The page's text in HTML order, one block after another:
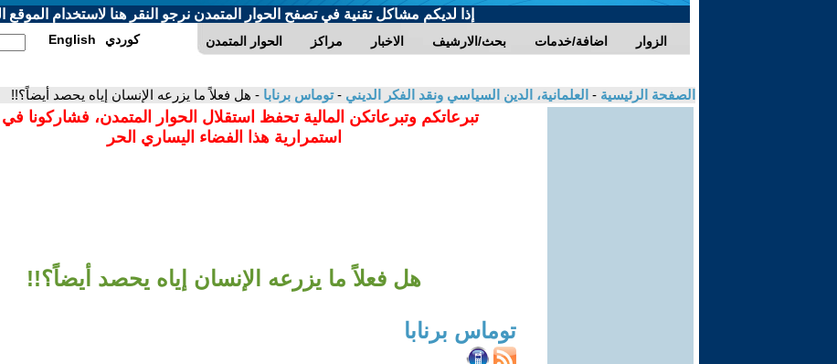
إذا لديكم مشاكل تقنية في تصفح الحوار المتمدن نرجو النقر هنا لاستخدام الموقع
الحوار المتمدن مراكز الاخبار بحث/الارشيف اضافة/خدمات الزوار English كوردي
الصفحة الرئيسية - العلمانية، الدين السياسي ونقد الفكر الديني -توماس برنابا - هل فعلاً ما يزرعه الإنسان إياه يحصد أيضاً؟!!
تبرعاتكم وتبرعاتكن المالية تحفظ استقلال الحوار المتمدن، فشاركونا
استمرارية هذا الفضاء اليساري الحر
هل فعلاً ما يزرعه الإنسان إياه يحصد أيضاً؟!!
توماس برنابا